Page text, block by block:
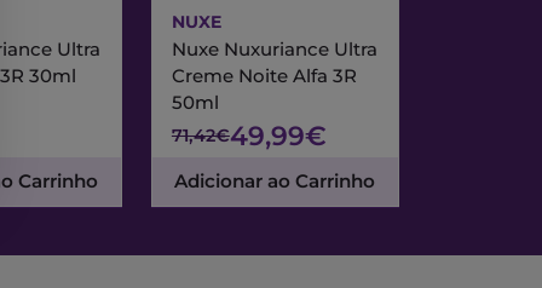
Ultra
30ml
Carrinho
NUXE
Nuxe Nuxuriance Ultra
Creme Noite Alfa 3R
50ml
71,42€49,99€
Adicionar ao Carrinho